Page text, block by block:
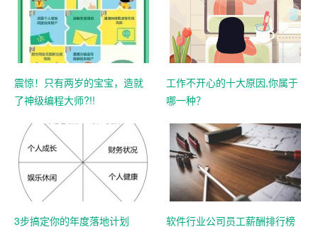
震惊！只有两岁的宝宝，造就
了神级编程大师?!!
工作不开心的十大原因,你属于
哪一种？
3步搞定你的年度落地计划 软件行业公司员工薪酬排行榜